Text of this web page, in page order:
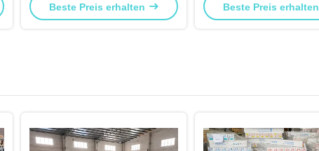
Beste Preis erhalten
Beste Preis erhalten